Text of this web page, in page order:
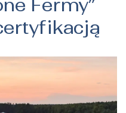
Fermy”